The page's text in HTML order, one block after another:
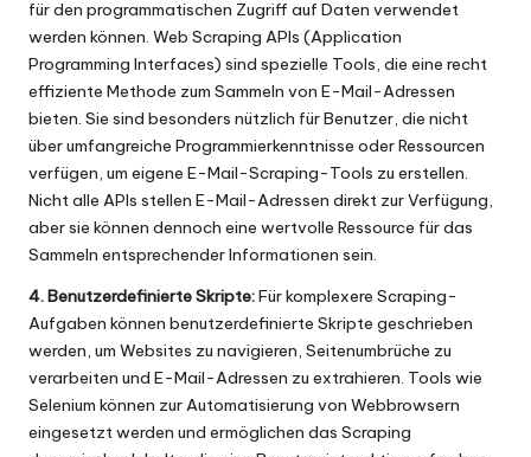
für den programmatischen Zugriff auf Daten verwendet
werden können. Web Scraping APIs (Application
Programming Interfaces) sind spezielle Tools, die eine recht
effiziente Methode zum Sammeln von E-Mail-Adressen
bieten. Sie sind besonders nützlich für Benutzer, die nicht
über umfangreiche Programmierkenntnisse oder Ressourcen
verfügen, um eigene E-Mail-Scraping-Tools zu erstellen.
Nicht alle APIs stellen E-Mail-Adressen direkt zur Verfügung,
aber sie können dennoch eine wertvolle Ressource für das
Sammeln entsprechender Informationen sein.
4. Benutzerdefinierte Skripte:Für komplexere Scraping-
Aufgaben können benutzerdefinierte Skripte geschrieben
werden, um Websites zu navigieren, Seitenumbrüche zu
verarbeiten und E-Mail-Adressen zu extrahieren. Tools wie
Selenium können zur Automatisierung von Webbrowsern
eingesetzt werden und ermöglichen das Scraping